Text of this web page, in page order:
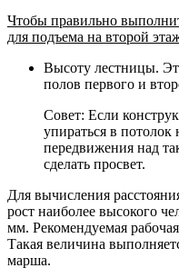
Чтобы правильно
для подъема на второй
Высоту лестницы.
полов первого и
Совет: Если
упираться в потолок
передвижения над
сделать просвет.
Для вычисления
рост наиболее высокого
мм. Рекомендуемая
Такая величина
марша.